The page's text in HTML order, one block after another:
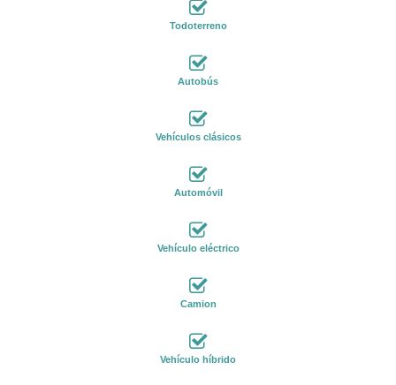
Todoterreno
Autobús
Vehículos clásicos
Automóvil
Vehículo eléctrico
Camion
Vehículo híbrido